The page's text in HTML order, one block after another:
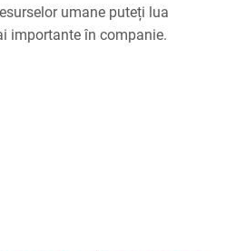
umane puteți lua
importante în companie.